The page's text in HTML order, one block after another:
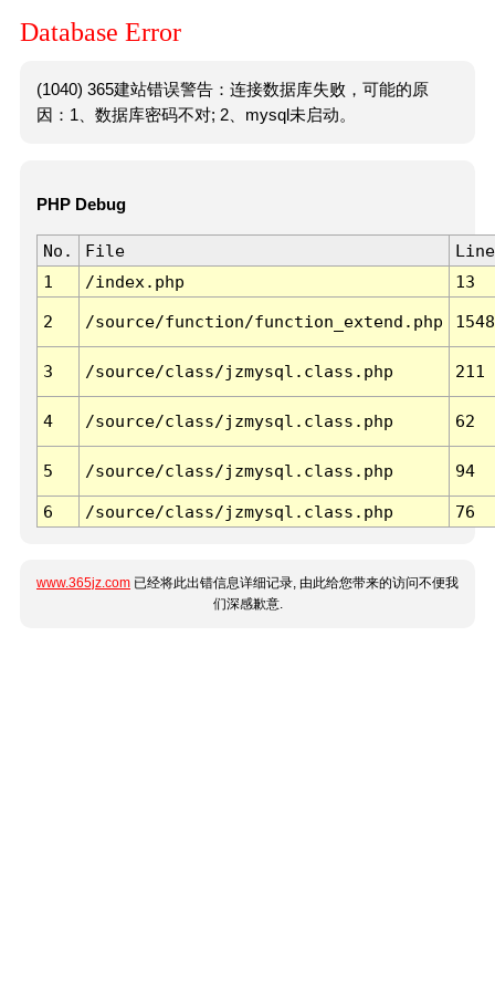
Database Error
(1040) 365建站错误警告：连接数据库失败，可能的原
因：1、数据库密码不对; 2、mysql未启动。
PHP Debug
No. File
Line
1
/index.php 13
2 /source/function/function_extend.php 1548
3 /source/class/jzmysql.class.php 211
4 /source/class/jzmysql.class.php 62
5 /source/class/jzmysql.class.php 94
6 /source/class/jzmysql.class.php 76
www.365jz.com 已经将此出错信息详细记录, 由此给您带来的访问不便我
们深感歉意.